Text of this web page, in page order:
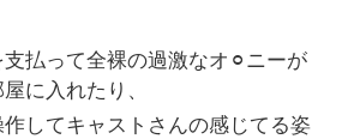
払って全裸の過激なオ⚪︎ニーが
に入れたり、
してキャストさんの感じてる姿